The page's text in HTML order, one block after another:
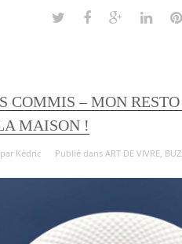
COMMIS – MON
MAISON !
Kédric Publié dans ART DE VIVRE,